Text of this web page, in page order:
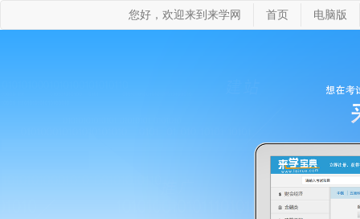
您好，欢迎来到来学网 首页 电脑版